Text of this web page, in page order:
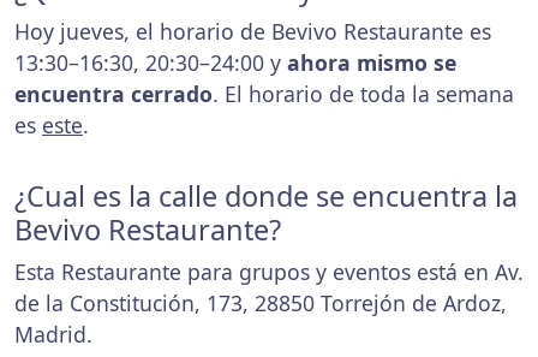
Hoy jueves, el horario de Bevivo Restaurante es
13:30–16:30, 20:30–24:00 y ahora mismo se
encuentra cerrado. El horario de toda la semana
es este.
¿Cual es la calle donde se encuentra la
Bevivo Restaurante?
Esta Restaurante para grupos y eventos está en Av.
de la Constitución, 173, 28850 Torrejón de Ardoz,
Madrid.